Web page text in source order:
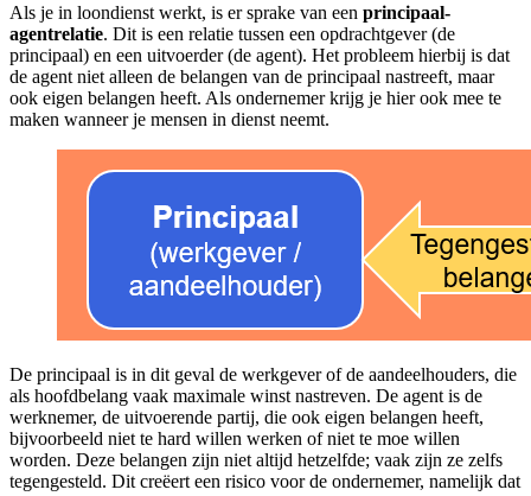
Als je in loondienst werkt, is er sprake van een principaal-
agentrelatie. Dit is een relatie tussen een opdrachtgever (de
principaal) en een uitvoerder (de agent). Het probleem hierbij is dat
de agent niet alleen de belangen van de principaal nastreeft, maar
ook eigen belangen heeft. Als ondernemer krijg je hier ook mee te
maken wanneer je mensen in dienst neemt.
De principaal is in dit geval de werkgever of de aandeelhouders, die
als hoofdbelang vaak maximale winst nastreven. De agent is de
werknemer, de uitvoerende partij, die ook eigen belangen heeft,
bijvoorbeeld niet te hard willen werken of niet te moe willen
worden. Deze belangen zijn niet altijd hetzelfde; vaak zijn ze zelfs
tegengesteld. Dit creëert een risico voor de ondernemer, namelijk dat